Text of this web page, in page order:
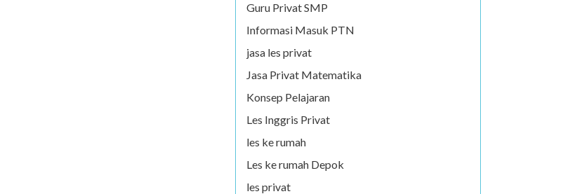
Guru Privat SMP
Informasi Masuk PTN
jasa les privat
Jasa Privat Matematika
Konsep Pelajaran
Les Inggris Privat
les ke rumah
Les ke rumah Depok
les privat